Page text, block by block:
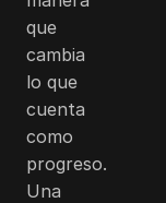
que
cambia
lo que
cuenta
como
progreso.
Una